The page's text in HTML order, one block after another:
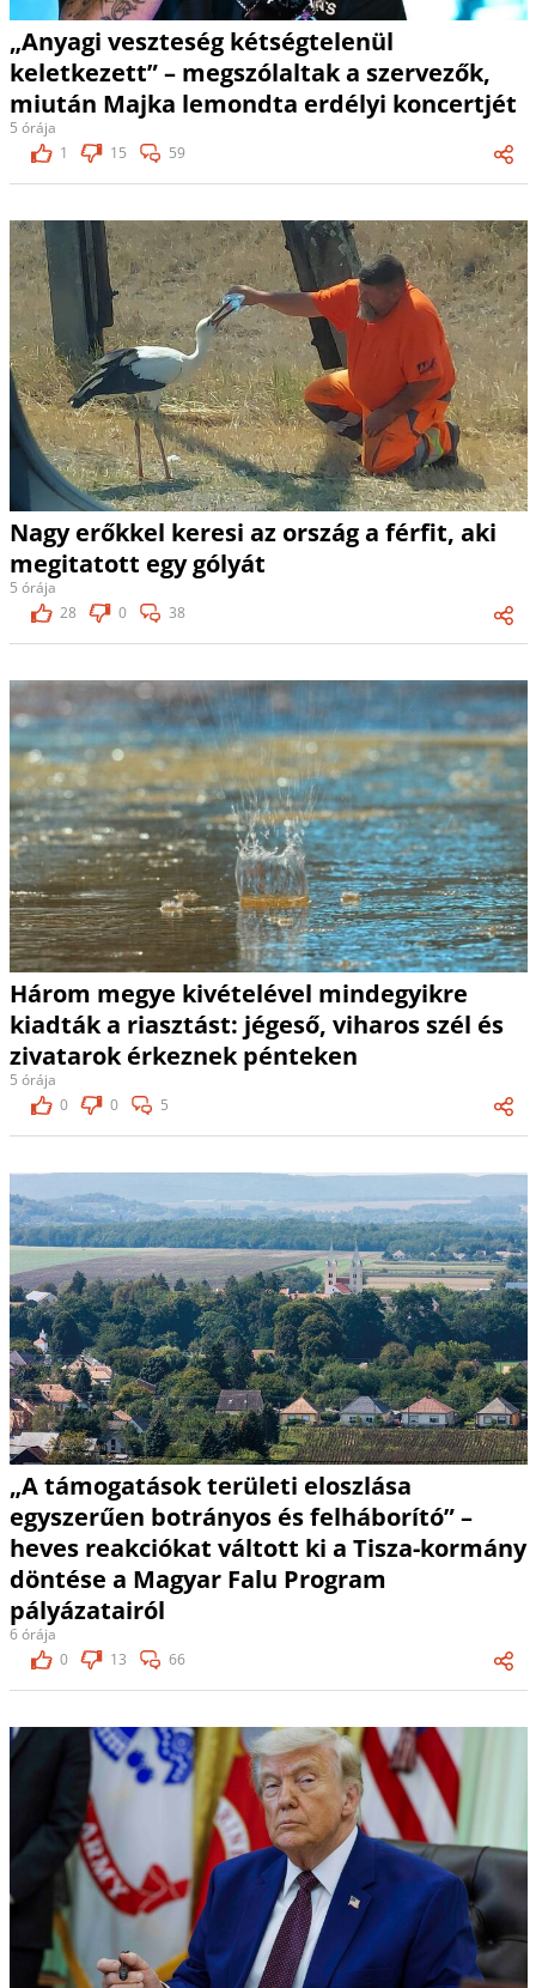
„Anyagi veszteség kétségtelenül
keletkezett” – megszólaltak a szervezők,
miután Majka lemondta erdélyi koncertjét
5 órája
1
15 59
Nagy erőkkel keresi az ország a férfit, aki
megitatott egy gólyát
5 órája
28
0 38
Három megye kivételével mindegyikre
kiadták a riasztást: jégeső, viharos szél és
zivatarok érkeznek pénteken
5 órája
0
0 5
„A támogatások területi eloszlása
egyszerűen botrányos és felháborító” –
heves reakciókat váltott ki a Tisza-kormány
döntése a Magyar Falu Program
pályázatairól
6 órája
0
13 66